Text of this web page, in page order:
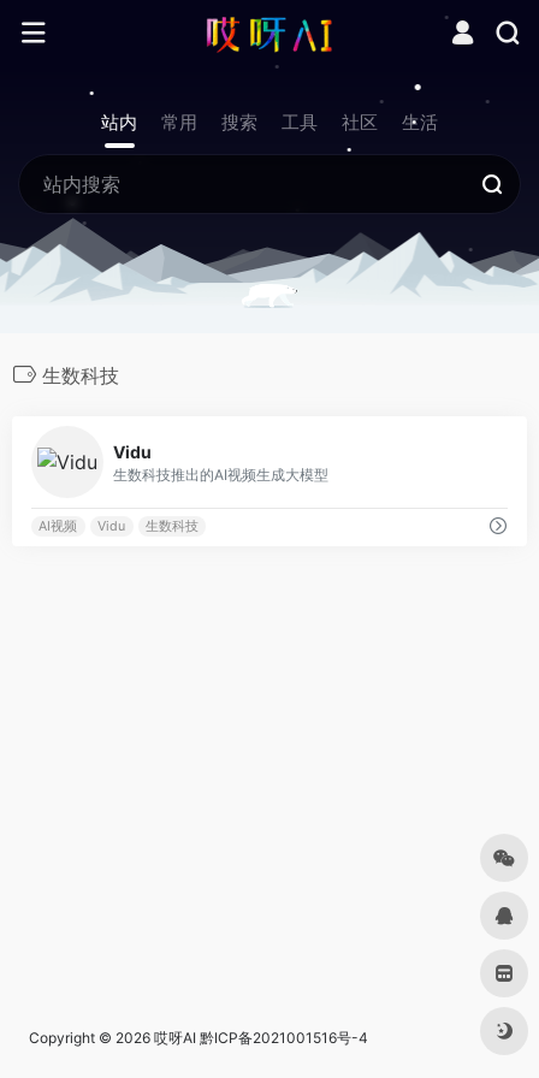
站内 常用 搜索 工具 社区 生活
生数科技
Vidu
生数科技推出的AI视频生成大模型
AI视频 Vidu 生数科技
Copyright © 2026 哎呀AI 黔ICP备2021001516号-4